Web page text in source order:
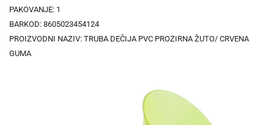
PAKOVANJE: 1
BARKOD: 8605023454124
PROIZVODNI NAZIV: TRUBA DEČIJA PVC PROZIRNA ŽUTO/ CRVENA
GUMA